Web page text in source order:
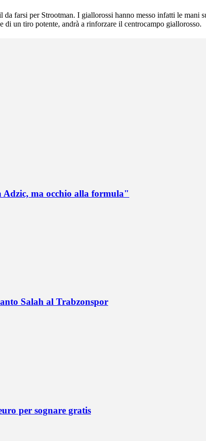
farsi per Strootman. I giallorossi hanno messo infatti le
un tiro potente, andrà a rinforzare il centrocampo giallorosso.
ma occhio alla formula"
Salah al Trabzonspor
per sognare gratis